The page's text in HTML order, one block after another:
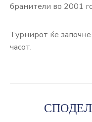
бранители во 2001
Турнирот ќе
часот.